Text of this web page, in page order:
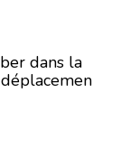
dans la